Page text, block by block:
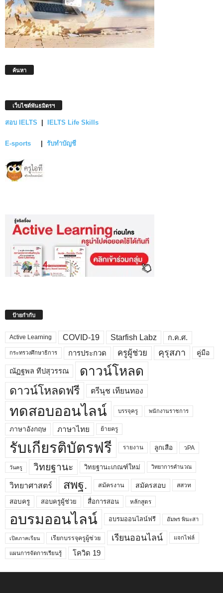
ค้นหา
เว็บไซต์พันธมิตรฯ
สอบ IELTS IELTS Life Skills
E-sports รับทำบัญชี
ป้ายกำกับ
Active Learning COVID-19 Starfish Labz ก.ค.ศ.
กระทรวงศึกษาธิการ การประกวด ครูผู้ช่วย คุรุสภา คู่มือ
ณัฏฐพล ทีปสุวรรณ ดาวน์โหลด
ดาวน์โหลดฟรี ตรีนุช เทียนทอง
ทดสอบออนไลน์ บรรจุครู พนักงานราชการ
ภาษาอังกฤษ ภาษาไทย ย้ายครู
รับเกียรติบัตรฟรี รายงาน ลูกเสือ วPA
วันครู วิทยฐานะ วิทยฐานะเกณฑ์ใหม่ วิทยาการคำนวณ
วิทยาศาสตร์ สพฐ. สมัครงาน สมัครสอบ สสวท
สอบครู สอบครูผู้ช่วย สื่อการสอน หลักสูตร
อบรมออนไลน์ อบรมออนไลน์ฟรี อัมพร พินะสา
เปิดภาคเรียน เรียกบรรจุครูผู้ช่วย เรียนออนไลน์ แจกไฟล์
แผนการจัดการเรียนรู้ โควิด 19